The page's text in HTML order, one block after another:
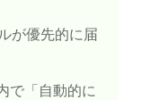
が優先的に届
で「自動的に